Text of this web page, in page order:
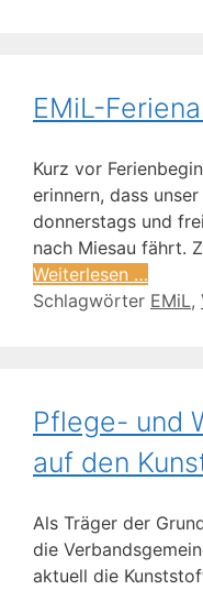
EMiL-
Kurz vor
erinnern, dass
donnerstags und
nach Miesau fährt.
Weiterlesen …
Schlagwörter EMiL,
Pflege- und
auf den
Als Träger der
die
aktuell die